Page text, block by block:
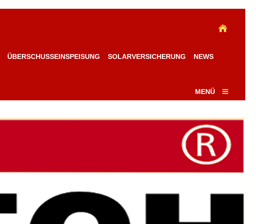
ÜBERSCHUSSEINSPEISUNG SOLARVERSICHERUNG NEWS
MENÜ